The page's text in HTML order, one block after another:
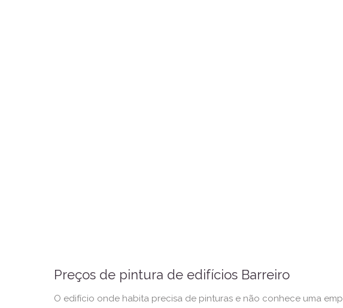
Preços de pintura de edifícios Barreiro
O edifício onde habita precisa de pinturas e não conhece uma